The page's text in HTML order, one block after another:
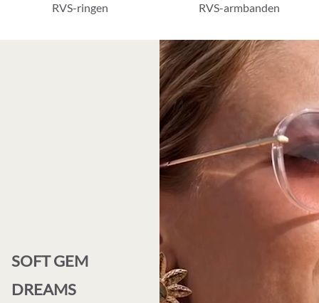
RVS-ringen RVS-armbanden
SOFT GEM
DREAMS